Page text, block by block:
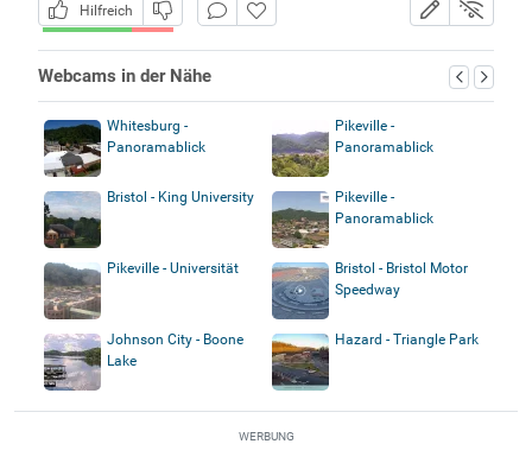
Hilfreich
Webcams in der Nähe
Whitesburg -
Panoramablick
Pikeville -
Panoramablick
Bristol - King University
Pikeville -
Panoramablick
Pikeville - Universität
Bristol - Bristol Motor
Speedway
Johnson City - Boone
Lake
Hazard - Triangle Park
WERBUNG